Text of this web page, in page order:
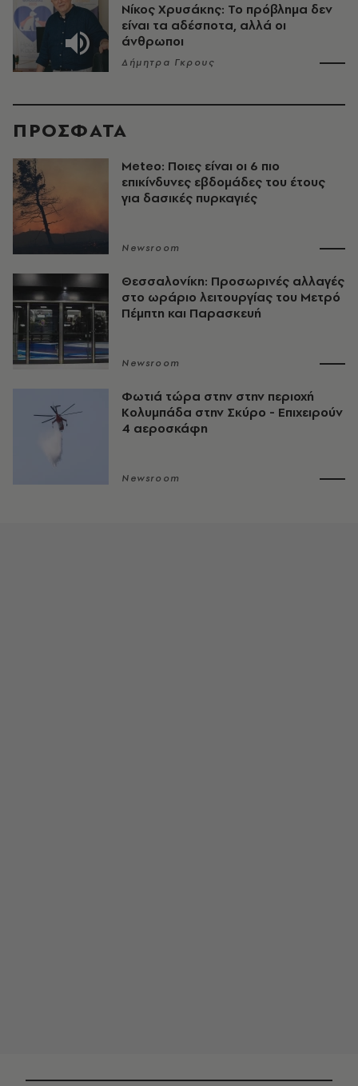
Νίκος Χρυσάκης: Το πρόβλημα δεν
είναι τα αδέσποτα, αλλά οι
άνθρωποι
Δήμητρα Γκρους
ΠΡΟΣΦΑΤΑ
Meteo: Ποιες είναι οι 6 πιο
επικίνδυνες εβδομάδες του έτους
για δασικές πυρκαγιές
Newsroom
Θεσσαλονίκη: Προσωρινές αλλαγές
στο ωράριο λειτουργίας του Μετρό
Πέμπτη και Παρασκευή
Newsroom
Φωτιά τώρα στην στην περιοχή
Κολυμπάδα στην Σκύρο - Επιχειρούν
4 αεροσκάφη
Newsroom